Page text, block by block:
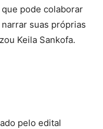
pode colaborar
suas próprias
Keila Sankofa.
pelo edital